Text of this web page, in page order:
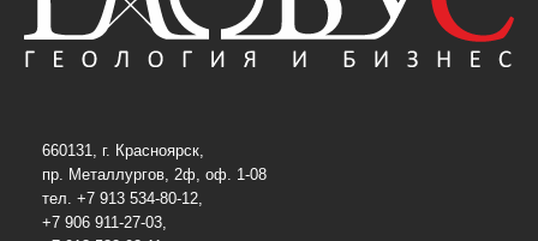
660131, г. Красноярск,
пр. Металлургов, 2ф, оф. 1-08
тел. +7 913 534-80-12,
+7 906 911-27-03,